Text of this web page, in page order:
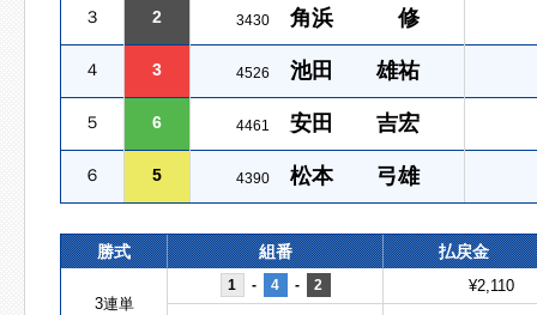
３ 2 3430 角浜 修
４ 3 4526 池田 雄祐
５ 6 4461 安田 吉宏
６ 5 4390 松本 弓雄
勝式 組番 払戻金
3連単
1 - 4 - 2 ¥2,110